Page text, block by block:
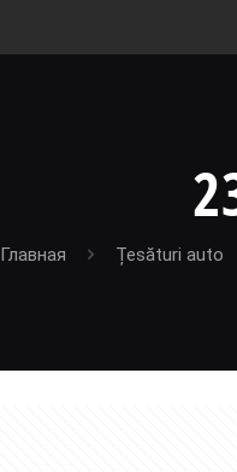
Главная Țesături auto